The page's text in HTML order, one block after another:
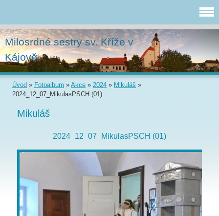
Milosrdné sestry sv. Kříže v
Kájově
Úvod » Fotoalbum » Akce » 2024 » Mikuláš »
2024_12_07_MikulasPSCH (01)
Mikuláš
2024_12_07_MikulasPSCH (01)